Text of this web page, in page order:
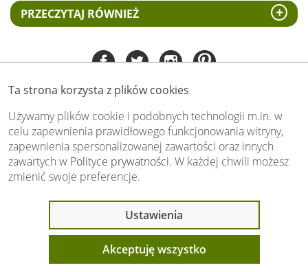
Ta strona korzysta z plików cookies
Używamy plików cookie i podobnych technologii m.in. w
celu zapewnienia prawidłowego funkcjonowania witryny,
zapewnienia spersonalizowanej zawartości oraz innych
zawartych w Polityce prywatności. W każdej chwili możesz
zmienić swoje preferencje.
Ustawienia
Akceptuję wszystko
PRZECZYTAJ RÓWNIEŻ
Tel:535 505 106
(pn-pt 8.00 - 15.00)
biuro@swiat-obrazow.pl
Copyright by swiat-obrazow.pl 2026,
Wszelkie prawa zastrzeżone
Otrzymaliśmy4.89pkt. na5możliwych.
Oceń nas również Ty:
Ostatnio 16 osób
oglądało ten produkt